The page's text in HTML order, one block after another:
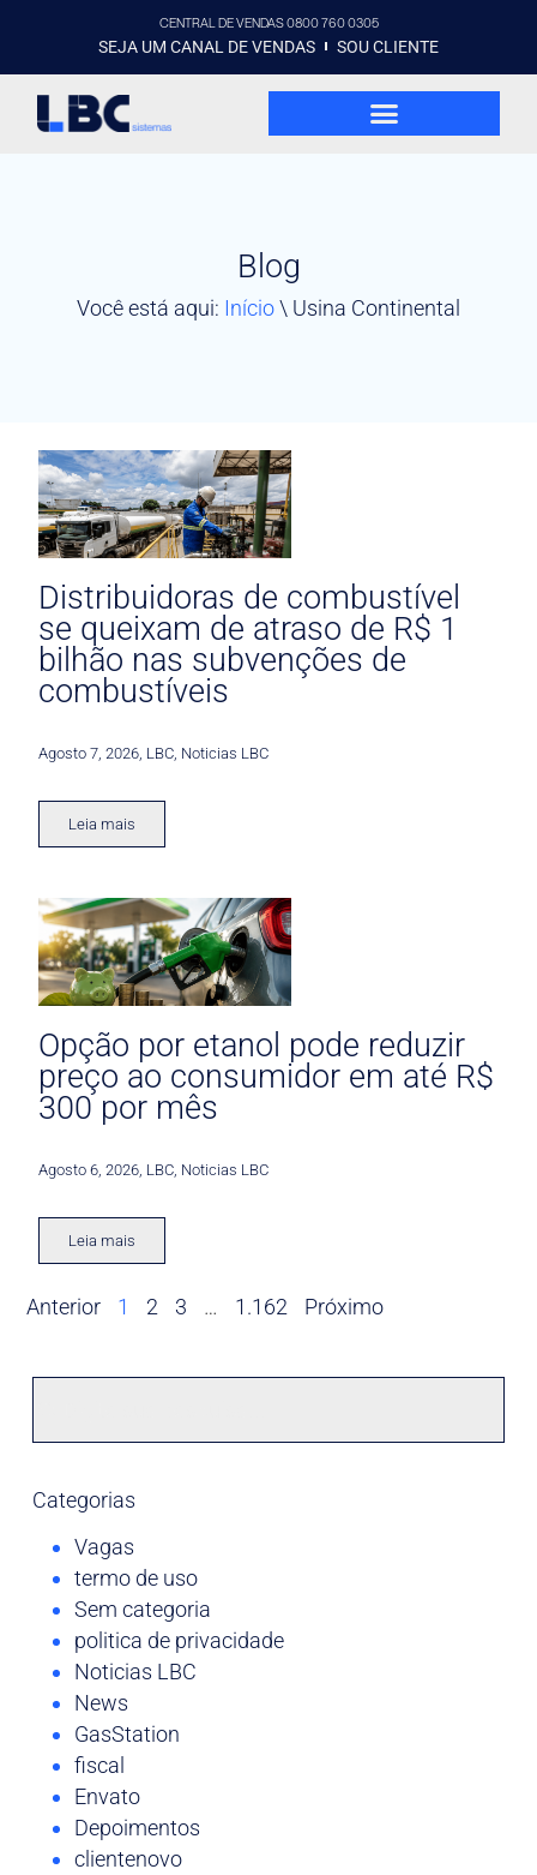
CENTRAL DE VENDAS 0800 760 0305
SEJA UM CANAL DE VENDAS SOU CLIENTE
Blog
Você está aqui: Início\ Usina Continental
Distribuidoras de combustível
se queixam de atraso de R$ 1
bilhão nas subvenções de
combustíveis
Agosto 7, 2026 LBC Noticias LBC
Leia mais
Opção por etanol pode reduzir
preço ao consumidor em até R$
300 por mês
Agosto 6, 2026 LBC Noticias LBC
Leia mais
Anterior 1 2 3 … 1.162 Próximo
Categorias
Vagas
termo de uso
Sem categoria
politica de privacidade
Noticias LBC
News
GasStation
fiscal
Envato
Depoimentos
clientenovo